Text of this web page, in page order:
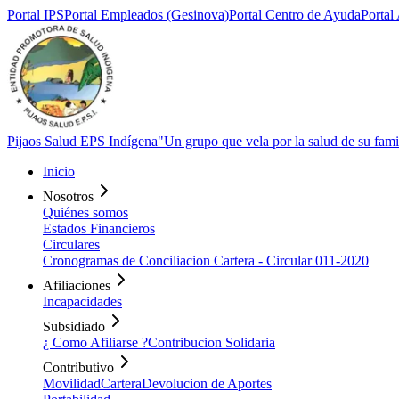
Portal IPSPortal Empleados (Gesinova)Portal Centro de AyudaPortal
Pijaos Salud EPS Indígena"Un grupo que vela por la salud de su
Inicio
Nosotros
Quiénes somos
Estados Financieros
Circulares
Cronogramas de Conciliacion Cartera - Circular 011-2020
Afiliaciones
Incapacidades
Subsidiado
¿ Como Afiliarse ?Contribucion Solidaria
Contributivo
MovilidadCarteraDevolucion de Aportes